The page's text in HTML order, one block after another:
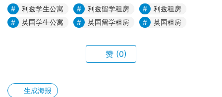
利兹学生公寓 利兹留学租房
利兹租房
英国学生公寓
英国留学租房 英国租房
赞 (0)
生成海报